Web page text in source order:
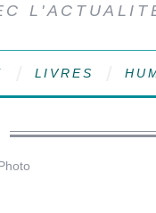
LIVRES